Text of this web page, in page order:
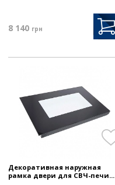
8 140 грн
Декоративная наружная
рамка двери для СВЧ-печи...